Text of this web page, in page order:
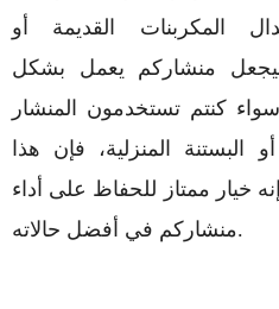
المكربنات القديمة أو
منشاركم يعمل بشكل
كنتم تستخدمون المنشار
البستنة المنزلية، فإن هذا
خيار ممتاز للحفاظ على أداء
منشاركم في أفضل حالاته.